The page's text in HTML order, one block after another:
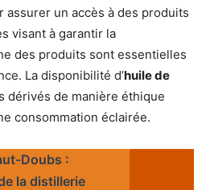
assurer un accès à des produits
visant à garantir la
des produits sont essentielles
La disponibilité d’huile de
dérivés de manière éthique
consommation éclairée.
Doubs :
la distillerie